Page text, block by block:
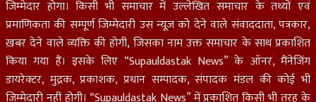
जिम्मेदार होगा। किसी भी समाचार में उल्लेखित समाचार के तथ्यों एवं
प्रमाणिकता की सम्पूर्ण जिम्मेदारी उस न्यूज़ को देने वाले संवाददाता, पत्रकार,
ख़बर देने वाले व्यक्ति की होगी, जिसका नाम उक्त समाचार के साथ प्रकाशित
किया गया हैं। इसके लिए “Supauldastak News” के ऑनर, मैंनेजिंग
डायरेक्टर, मुद्रक, प्रकाशक, प्रधान सम्पादक, संपादक मंडल की कोई भी